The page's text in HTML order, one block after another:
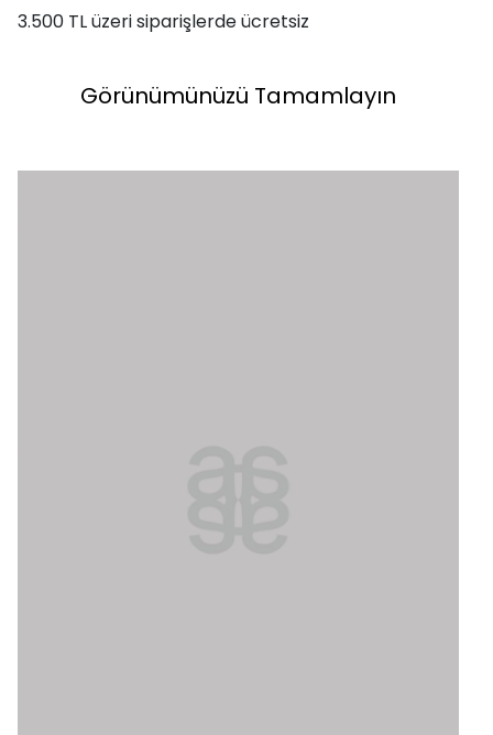
3.500 TL üzeri siparişlerde ücretsiz
Görünümünüzü Tamamlayın